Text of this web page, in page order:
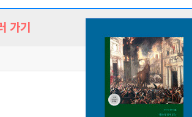
가기